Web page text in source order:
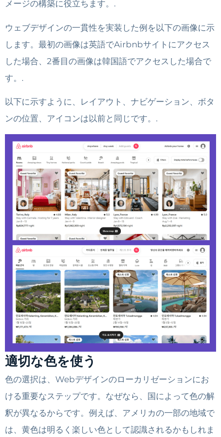
メージの構築に役立ちます。.
ウェブデザインの一貫性を実装した例を以下の画像に示
します。最初の画像は英語でAirbnbサイトにアクセス
した場合、2番目の画像は韓国語でアクセスした場合で
す。.
以下に示すように、レイアウト、ナビゲーション、ボタ
ンの位置、アイコンは以前と同じです。.
適切な色を使う
色の選択は、Webデザインのローカリゼーションにお
ける重要なステップです。なぜなら、国によって色の解
釈が異なるからです。例えば、アメリカの一部の地域で
は、黄色は明るく楽しい色として認識されるかもしれま